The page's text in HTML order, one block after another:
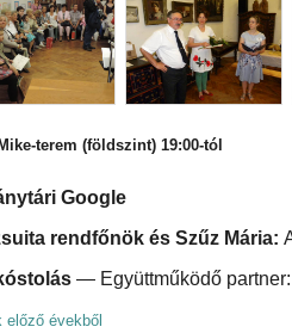
terem (földszint) 19:00-tól
Google
rendfőnök és Szűz Mária:
— Együttműködő
előző évekből